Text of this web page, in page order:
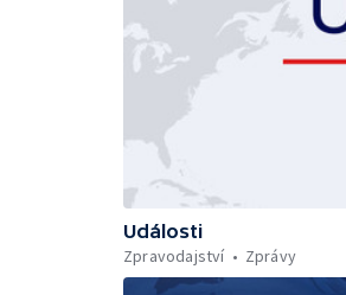
Události
Zpravodajství
Zprávy